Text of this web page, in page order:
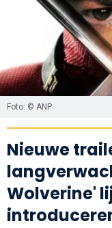
Foto: © ANP
Nieuwe
Wolverine'